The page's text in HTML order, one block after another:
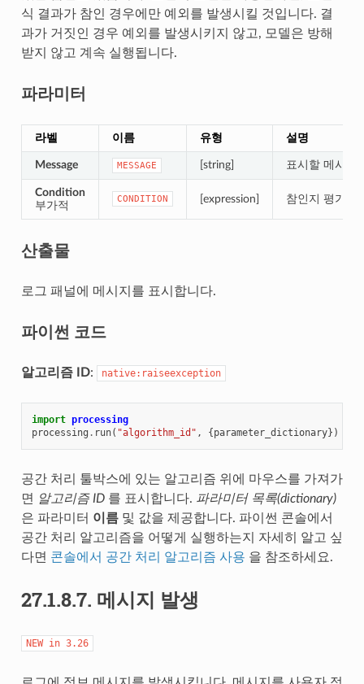
식 결과가 참인 경우에만 예외를 발생시킬 것입니다. 결
과가 거짓인 경우 예외를 발생시키지 않고, 모델은 방해
받지 않고 계속 실행됩니다.
파라미터
라벨 이름 유형 설명
Message MESSAGE [string] 표시할 메시지
Condition
부가적
CONDITION [expression] 참인지 평가할
산출물
로그 패널에 메시지를 표시합니다.
파이썬 코드
알고리즘 ID: native:raiseexception
import processing
processing . run( "algorithm_id" , {parameter_dictionary})
공간 처리 툴박스에 있는 알고리즘 위에 마우스를 가져가
면
알고리즘 ID를 표시합니다. 파라미터 목록(dictionary)
은 파라미터 이름및 값을 제공합니다. 파이썬 콘솔에서
공간 처리 알고리즘을 어떻게 실행하는지 자세히 알고 싶
다면 콘솔에서 공간 처리 알고리즘 사용 을 참조하세요.
27.1.8.7. 메시지 발생
NEW in 3.26